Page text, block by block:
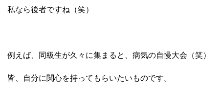
私なら後者ですね（笑）
例えば、同級生が久々に集まると、病気の自慢大会（笑）
皆、自分に関心を持ってもらいたいものです。